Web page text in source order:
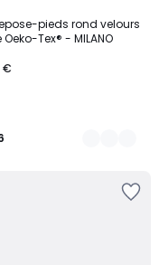
pieds rond velours
Tex® - MILANO
€